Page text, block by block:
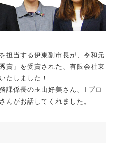
担当する伊東副市長が、令和元
賞」を受賞された、有限会社東
たしました！
課係長の玉山好美さん、Tプロ
んがお話してくれました。